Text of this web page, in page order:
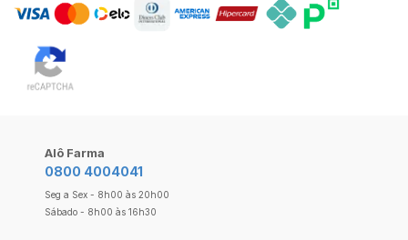
Alô Farma
0800 4004041
Seg a Sex - 8h00 às 20h00
Sábado - 8h00 às 16h30